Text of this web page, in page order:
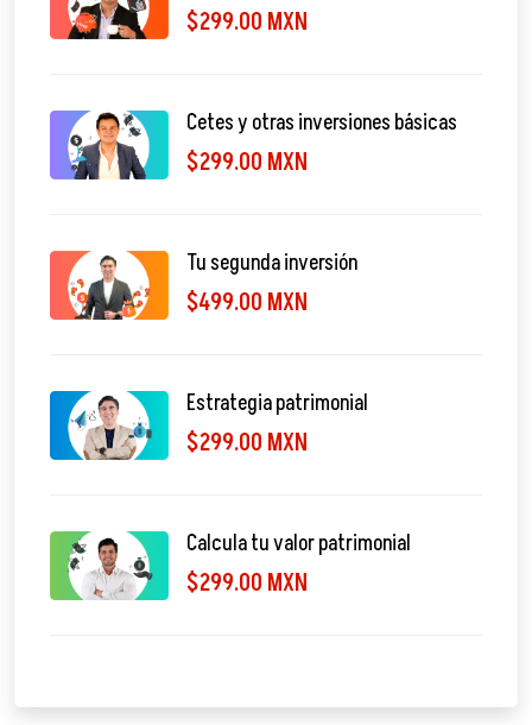
$299.00 MXN
Cetes y otras inversiones básicas
$299.00 MXN
Tu segunda inversión
$499.00 MXN
Estrategia patrimonial
$299.00 MXN
Calcula tu valor patrimonial
$299.00 MXN